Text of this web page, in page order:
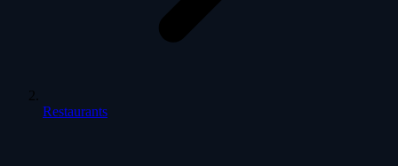
Restaurants